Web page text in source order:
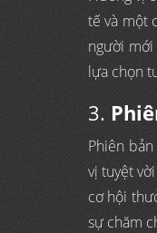
tế và một
người
lựa chọn
3.
Phiên
vị tuyệt
cơ hội
sự chăm